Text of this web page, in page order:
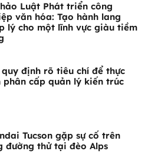
Luật Phát triển công
văn hóa: Tạo hành lang
lý cho một lĩnh vực giàu tiềm
quy định rõ tiêu chí để thực
phân cấp quản lý kiến trúc
Tucson gặp sự cố trên
đường thử tại đèo Alps